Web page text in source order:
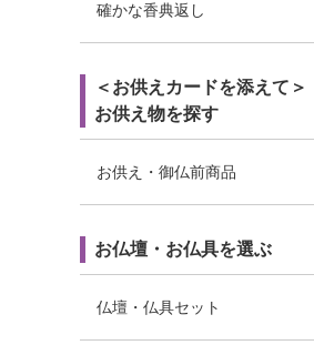
確かな香典返し
＜お供えカードを添えて＞
お供え物を探す
お供え・御仏前商品
お仏壇・お仏具を選ぶ
仏壇・仏具セット